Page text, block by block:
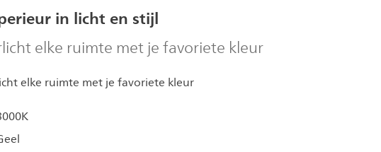
in licht en stijl
elke ruimte met je favoriete kleur
elke ruimte met je favoriete kleur